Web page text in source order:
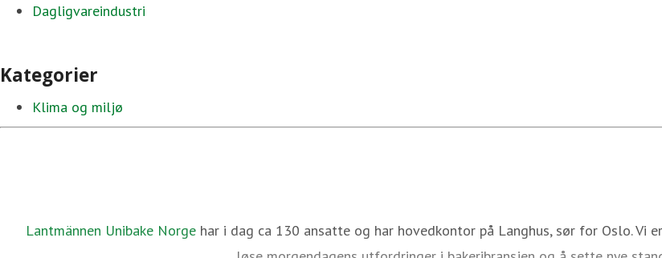
Dagligvareindustri
Kategorier
Klima og miljø
Lantmännen Unibake Norgehar i dag ca 130 ansatte og har hovedkontor på Langhus, sør for Oslo.